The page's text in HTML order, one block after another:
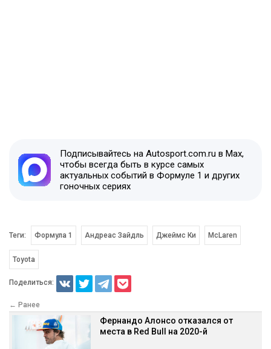
Подписывайтесь на Autosport.com.ru в Max,
чтобы всегда быть в курсе самых
актуальных событий в Формуле 1 и других
гоночных сериях
Теги: Формула 1 Андреас Зайдль Джеймс Ки McLaren
Toyota
Поделиться:
← Ранее
Фернандо Алонсо отказался от
места в Red Bull на 2020-й